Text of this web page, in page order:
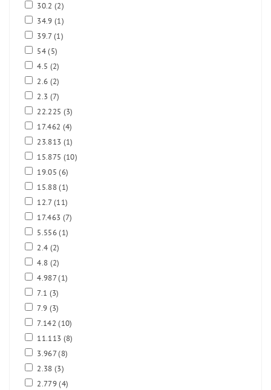
30.2 (2)
34.9 (1)
39.7(1)
54(5)
4.5 (2)
2.6 (2)
2.3 (7)
22.225 (3)
17.462 (4)
23.813 (1)
15.875 (10)
19.05(6)
15.88(1)
12.7(11)
17.463 (7)
5.556(1)
2.4 (2)
4.8 (2)
4.987(1)
7.1 (3)
7.9 (3)
7.142(10)
11.113 (8)
3.967(8)
2.38 (3)
2.779(4)